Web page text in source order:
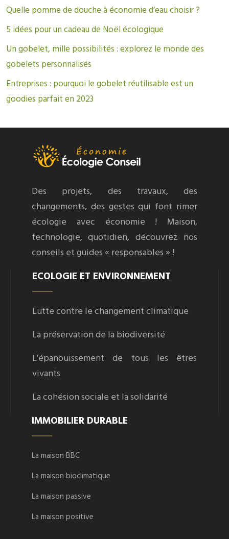
Quelle pomme de douche à économie d’eau choisir ?
5 idées pour un cadeau de Noël écologique
Un gobelet, mille possibilités : explorez le monde des
gobelets personnalisés
Entreprises : pourquoi le gobelet réutilisable est un
goodies parfait en 2023
Des projets, des travaux, des
changements, des gestes qui font rimer
écologie avec économie ! Maison,
technologie, quotidien, découvrez nos
conseils et guides « responsables » !
ECOLOGIE ET ENVIRONNEMENT
Lutte contre le changement climatique
La préservation de la biodiversité
L’épanouissement de tous les êtres
vivants
La cohésion sociale et la solidarité
IMMOBILIER DURABLE
La maison BBC
La maison bioclimatique
La maison passive
La maison positive